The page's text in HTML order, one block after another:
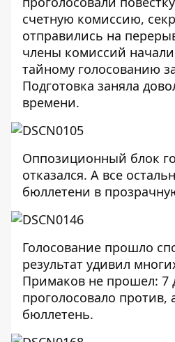
счетную комиссию,
отправились на
члены комиссий начали
тайному голосованию
Подготовка заняла
времени.
Оппозиционный блок
отказался. А все
бюллетени в
Голосование прошло
результат удивил
Примаков не прошел: 7
проголосовало против,
бюллетень.